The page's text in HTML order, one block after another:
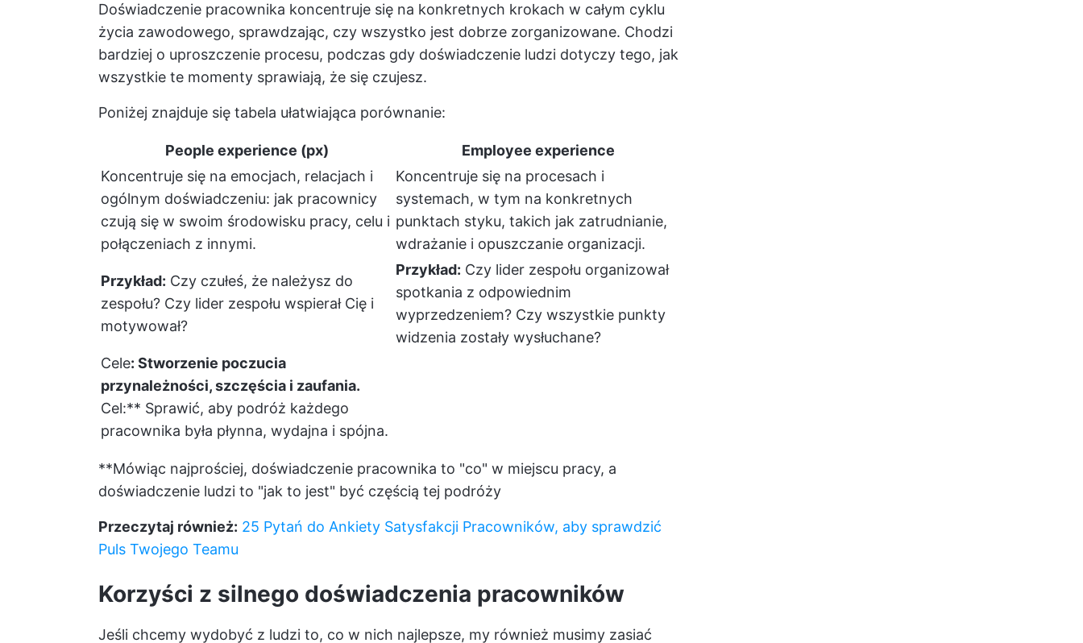
Doświadczenie pracownika koncentruje się na konkretnych krokach w całym cyklu
życia zawodowego, sprawdzając, czy wszystko jest dobrze zorganizowane. Chodzi
bardziej o uproszczenie procesu, podczas gdy doświadczenie ludzi dotyczy tego, jak
wszystkie te momenty sprawiają, że się czujesz.
Poniżej znajduje się tabela ułatwiająca porównanie:
People experience (px)
Employee experience
Koncentruje się na emocjach, relacjach i
ogólnym doświadczeniu: jak pracownicy
czują się w swoim środowisku pracy, celu i
połączeniach z innymi.
Koncentruje się na procesach i
systemach, w tym na konkretnych
punktach styku, takich jak zatrudnianie,
wdrażanie i opuszczanie organizacji.
Przykład: Czy czułeś, że należysz do
zespołu? Czy lider zespołu wspierał Cię i
motywował?
Przykład: Czy lider zespołu organizował
spotkania z odpowiednim
wyprzedzeniem? Czy wszystkie punkty
widzenia zostały wysłuchane?
Cele: Stworzenie poczucia
przynależności, szczęścia i zaufania.
Cel:** Sprawić, aby podróż każdego
pracownika była płynna, wydajna i spójna.
**Mówiąc najprościej, doświadczenie pracownika to "co" w miejscu pracy, a
doświadczenie ludzi to "jak to jest" być częścią tej podróży
Przeczytaj również: 25 Pytań do Ankiety Satysfakcji Pracowników, aby sprawdzić
Puls Twojego Teamu
Korzyści z silnego doświadczenia pracowników
Jeśli chcemy wydobyć z ludzi to, co w nich najlepsze, my również musimy zasiać